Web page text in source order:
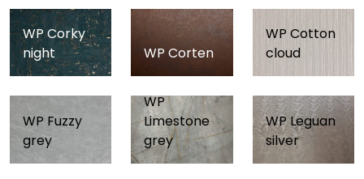
WP Corky
night
WP Corten
WP Cotton
cloud
WP Fuzzy
grey
WP
Limestone
grey
WP Leguan
silver